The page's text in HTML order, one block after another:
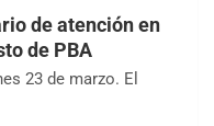
de atención en
de PBA
23 de marzo. El